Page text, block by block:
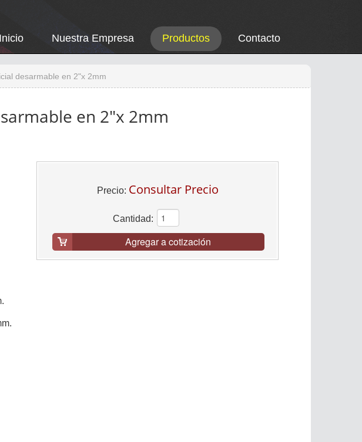
Inicio Nuestra Empresa Productos Contacto
desarmable en 2"x 2mm
en 2"x 2mm
Precio: Consultar Precio
Cantidad:
Agregar a cotización